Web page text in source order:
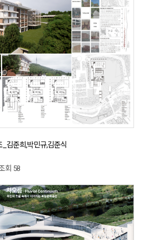
김준희,박민규,김준식
회 58